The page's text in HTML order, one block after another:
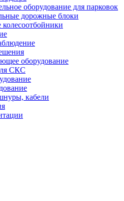
оборудование для парковок
дорожные блоки
колесоотбойники
оборудование
СКС
кабели